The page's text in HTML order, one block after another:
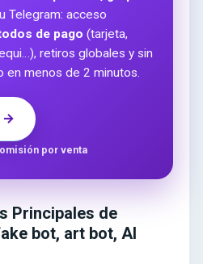
Telegram: acceso
de pago (tarjeta,
retiros globales y sin
en menos de 2 minutos.
→
por venta
Principales de
bot, art bot, AI